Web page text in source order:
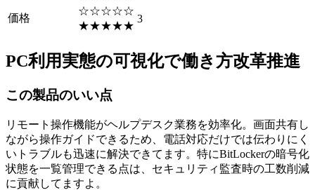
価格
☆☆☆☆☆
★★★★★
3
PC利用実態の可視化で働き方改革推進
この製品のいい点
リモート操作機能がヘルプデスク業務を効率化。画面共有し
ながら操作ガイドできるため、電話対応だけでは伝わりにく
いトラブルも迅速に解決できてます。特にBitLockerの暗号化
状態を一覧管理できる点は、セキュリティ監査時の工数削減
に貢献してますよ。